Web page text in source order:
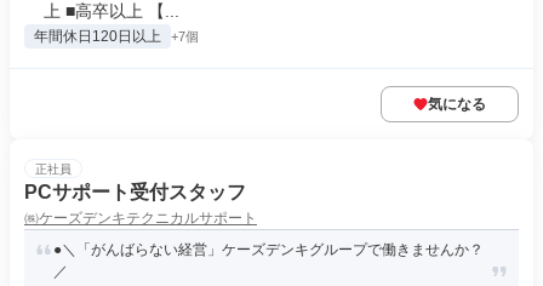
上 ■高卒以上 【...
年間休日120日以上 +7個
気になる
正社員
PCサポート受付スタッフ
㈱ケーズデンキテクニカルサポート
●＼「がんばらない経営」ケーズデンキグループで働きませんか？
／